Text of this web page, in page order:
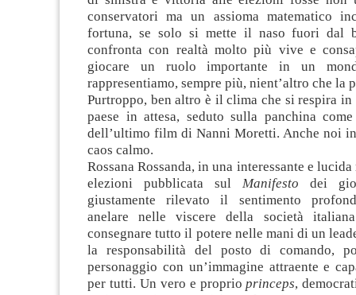
conservatori ma un assioma matematico
fortuna, se solo si mette il naso fuori dal
confronta con realtà molto più vive e
giocare un ruolo importante in un
rappresentiamo, sempre più, nient’altro che la
Purtroppo, ben altro è il clima che si respira
paese in attesa, seduto sulla panchina
dell’ultimo film di Nanni Moretti. Anche noi
caos calmo.
Rossana Rossanda, in una interessante e
elezioni pubblicata sul Manifesto dei
giustamente rilevato il sentimento
anelare nelle viscere della società
consegnare tutto il potere nelle mani di un
la responsabilità del posto di comando,
personaggio con un’immagine attraente e
per tutti. Un vero e proprio princeps,